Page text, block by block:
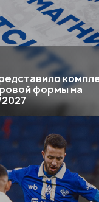
формы на